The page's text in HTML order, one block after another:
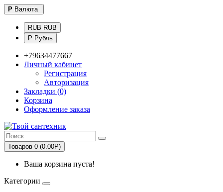
Р Валюта
RUB RUB
Р Рубль
+79634477667
Личный кабинет
Регистрация
Авторизация
Закладки (0)
Корзина
Оформление заказа
Товаров 0 (0.00Р)
Ваша корзина пуста!
Категории